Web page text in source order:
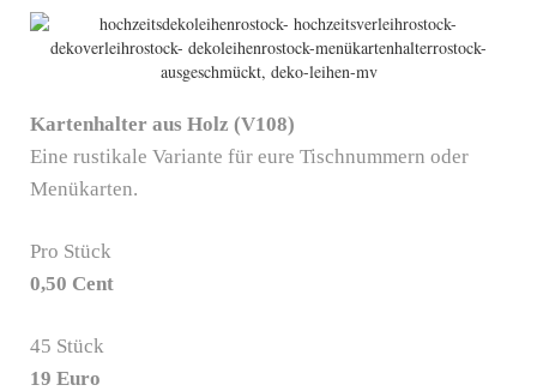
Kartenhalter aus Holz (V108)
Eine rustikale Variante für eure Tischnummern oder
Menükarten.
Pro Stück
0,50 Cent
45 Stück
19 Euro